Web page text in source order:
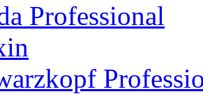
Professional